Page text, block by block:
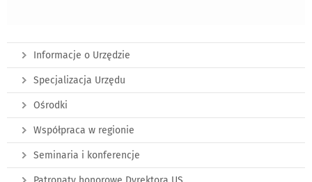
Informacje o Urzędzie
Specjalizacja Urzędu
Ośrodki
Współpraca w regionie
Seminaria i konferencje